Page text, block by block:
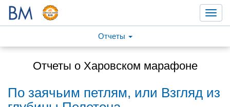
Отчеты
Отчеты о Харовском марафоне
По заячьим петлям, или Взгляд из